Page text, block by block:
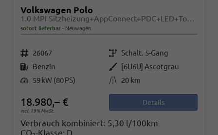
Volkswagen Polo
1.0 MPI Sitzheizung+AppConnect+PDC+LED+Touch+Lichtsensor+MultiLenkrad
sofort lieferbar Neuwagen
Fahrzeugnr. 26067 Getriebe Schalt. 5-Gang
Kraftstoff Benzin Außenfarbe
[6U6U] Ascotgrau
Leistung 59 kW (80 PS) Kilometerstand 20 km
18.980,– €
incl. 19% MwSt.
Details
Verbrauch kombiniert: 5,30 l/100km
CO -Klasse: D